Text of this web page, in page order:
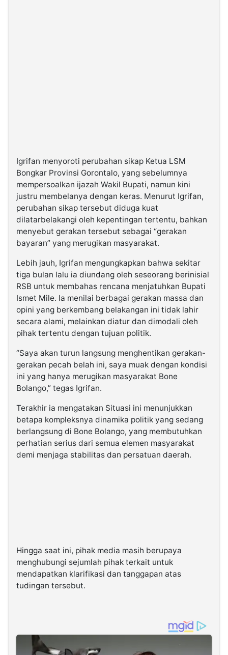
Igrifan menyoroti perubahan sikap Ketua LSM
Bongkar Provinsi Gorontalo, yang sebelumnya
mempersoalkan ijazah Wakil Bupati, namun kini
justru membelanya dengan keras. Menurut Igrifan,
perubahan sikap tersebut diduga kuat
dilatarbelakangi oleh kepentingan tertentu, bahkan
menyebut gerakan tersebut sebagai “gerakan
bayaran” yang merugikan masyarakat.
Lebih jauh, Igrifan mengungkapkan bahwa sekitar
tiga bulan lalu ia diundang oleh seseorang berinisial
RSB untuk membahas rencana menjatuhkan Bupati
Ismet Mile. Ia menilai berbagai gerakan massa dan
opini yang berkembang belakangan ini tidak lahir
secara alami, melainkan diatur dan dimodali oleh
pihak tertentu dengan tujuan politik.
“Saya akan turun langsung menghentikan gerakan-
gerakan pecah belah ini, saya muak dengan kondisi
ini yang hanya merugikan masyarakat Bone
Bolango,” tegas Igrifan.
Terakhir ia mengatakan Situasi ini menunjukkan
betapa kompleksnya dinamika politik yang sedang
berlangsung di Bone Bolango, yang membutuhkan
perhatian serius dari semua elemen masyarakat
demi menjaga stabilitas dan persatuan daerah.
Hingga saat ini, pihak media masih berupaya
menghubungi sejumlah pihak terkait untuk
mendapatkan klarifikasi dan tanggapan atas
tudingan tersebut.